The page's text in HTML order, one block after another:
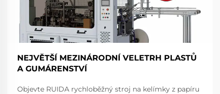
NEJVĚTŠÍ MEZINÁRODNÍ VELETRH PLASTŮ
A GUMÁRENSTVÍ
Objevte RUIDA rychloběžný stroj na kelímky z papíru